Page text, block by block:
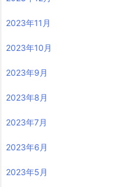
2023年11月
2023年10月
2023年9月
2023年8月
2023年7月
2023年6月
2023年5月